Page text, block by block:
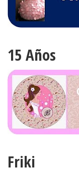
15 Años
Friki